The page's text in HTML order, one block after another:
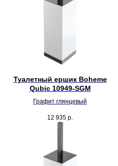
Туалетный ершик Boheme
Qubic 10949-SGM
Графит глянцевый
12 935 р.